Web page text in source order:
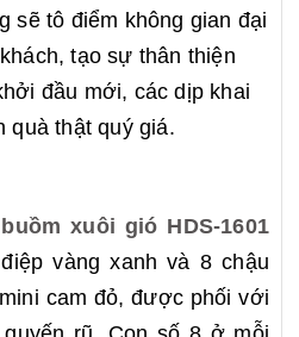
sẽ tô điểm không gian đại
tạo sự thân thiện
đầu mới, các dịp khai
quà thật quý giá.
xuôi gió HDS-1601
vàng xanh và 8 chậu
cam đỏ, được phối với